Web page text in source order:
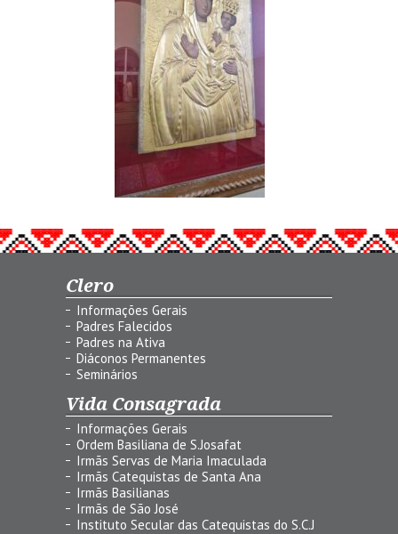
Clero
Informações Gerais
Padres Falecidos
Padres na Ativa
Diáconos Permanentes
Seminários
Vida Consagrada
Informações Gerais
Ordem Basiliana de S.Josafat
Irmãs Servas de Maria Imaculada
Irmãs Catequistas de Santa Ana
Irmãs Basilianas
Irmãs de São José
Instituto Secular das Catequistas do S.C.J